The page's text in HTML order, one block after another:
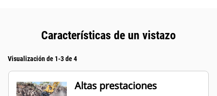
Características de un vistazo
Visualización de 1-3 de 4
Altas prestaciones